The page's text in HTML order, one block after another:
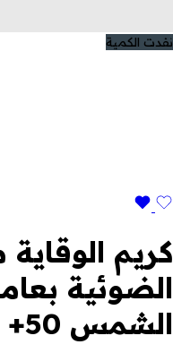
نفدت الكمية
كريم
الضوئية
الشمس 50+ لون وسط